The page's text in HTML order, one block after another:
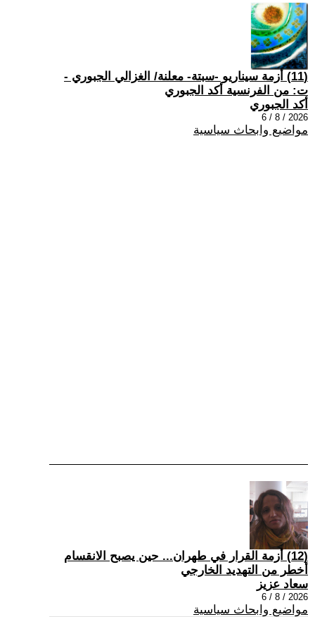
(11) أزمة سيناريو -سبتة- معلنة/ الغزالي الجبوري -
ت: من الفرنسية أكد الجبوري
أكد الجبوري
2026 / 8 / 6
مواضيع وابحاث سياسية
(12) أزمة القرار في طهران... حين يصبح الانقسام
أخطر من التهديد الخارجي
سعاد عزيز
2026 / 8 / 6
مواضيع وابحاث سياسية